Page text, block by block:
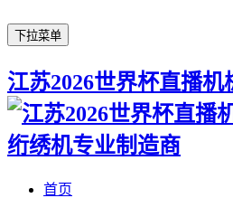
下拉菜单
江苏2026世界杯直播机
首页